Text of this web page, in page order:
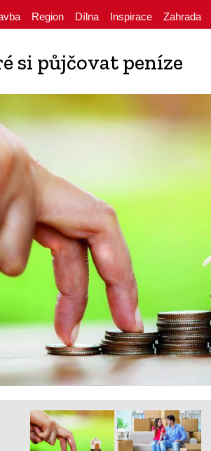
Region Dílna Inspirace Zahrada
si půjčovat peníze